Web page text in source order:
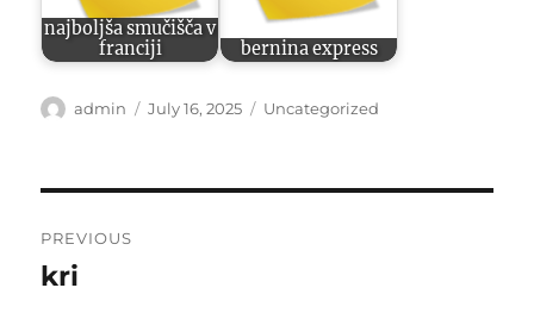
najboljša smučišča v
franciji
bernina express
Author
admin
Posted
July 16, 2025 Categories
Uncategorized
navigation
PREVIOUS
Previous
kri